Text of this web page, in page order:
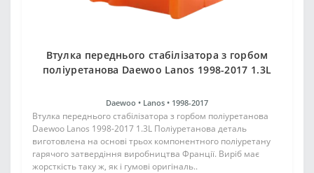
Втулка переднього стабілізатора з горбом
поліуретанова Daewoo Lanos 1998-2017 1.3L
Daewoo • Lanos • 1998-2017
Втулка переднього стабілізатора з горбом поліуретанова
Daewoo Lanos 1998-2017 1.3L Поліуретанова деталь
виготовлена на основі трьох компонентного поліуретану
гарячого затвердіння виробництва Франції. Виріб має
жорсткість таку ж, як і гумові оригіналь..